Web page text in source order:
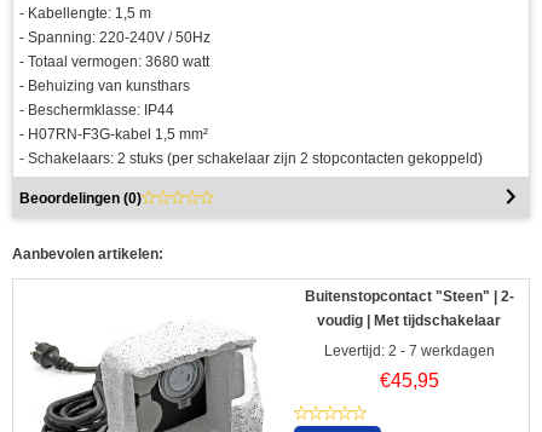
- Kabellengte: 1,5 m
- Spanning: 220-240V / 50Hz
- Totaal vermogen: 3680 watt
- Behuizing van kunsthars
- Beschermklasse: IP44
- H07RN-F3G-kabel 1,5 mm²
- Schakelaars: 2 stuks (per schakelaar zijn 2 stopcontacten gekoppeld)
Beoordelingen (0)
Aanbevolen artikelen:
Buitenstopcontact "Steen" | 2-
voudig | Met tijdschakelaar
Levertijd: 2 - 7 werkdagen
€45,95